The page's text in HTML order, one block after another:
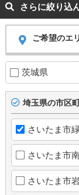
さらに絞り込
ご希望のエ
茨城県
埼玉県の市区
さいたま市
さいたま市
さいたま市